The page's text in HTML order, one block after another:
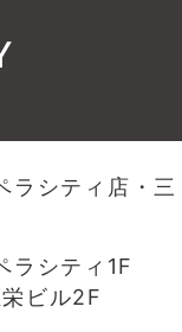
ラシティ店・三
ラシティ1F
ビル2F